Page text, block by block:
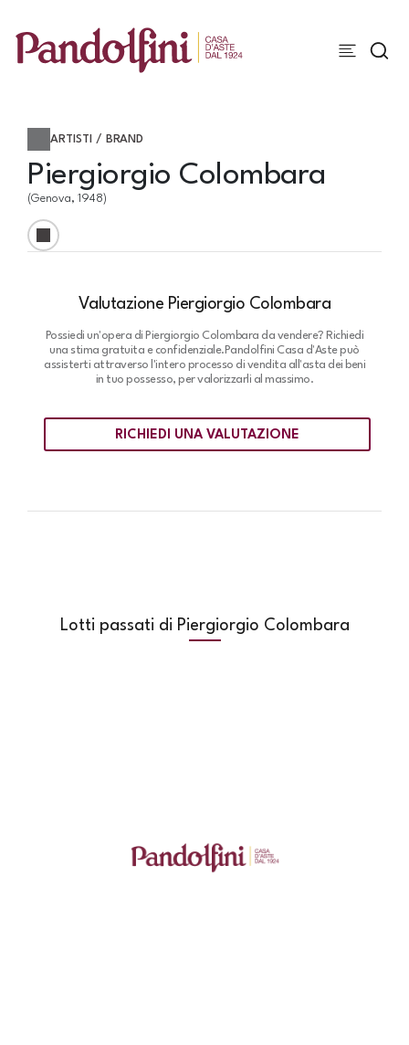
ARTISTI / BRAND
Piergiorgio Colombara
(Genova, 1948)
Valutazione Piergiorgio Colombara
Possiedi un'opera di Piergiorgio Colombara da vendere? Richiedi
una stima gratuita e confidenziale. Pandolfini Casa d'Aste può
assisterti attraverso l'intero processo di vendita all'asta dei beni
in tuo possesso, per valorizzarli al massimo.
RICHIEDI UNA VALUTAZIONE
Lotti passati di Piergiorgio Colombara